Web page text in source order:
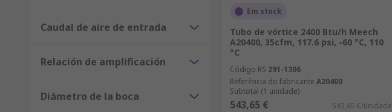
Caudal de aire de entrada
Relación de amplificación
Diámetro de la boca
Em stock
Tubo de vórtice 2400 Btu/h Meech
A20400, 35cfm, 117.6 psi, -60 °C, 110
°C
Código RS 291-1306
Referência do fabricante A20400
Subtotal (1 unidade)
543,65 € 543,65 €/unidade